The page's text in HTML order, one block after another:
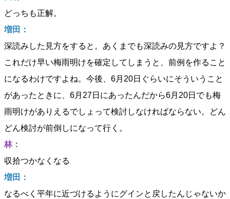
どっちも正解。
増田：
深読みした見方をすると。あくまでも深読みの見方ですよ？
これだけ早い梅雨明けを確定してしまうと、前例を作ること
になるわけですよね。今後、6月20日ぐらいにそういうこと
があったときに、6月27日にあったんだから6月20日でも梅
雨明けがありえるでしょって検討しなければならない。どん
どん検討が前倒しになって行く。
林：
収拾つかなくなる
増田：
なるべく平年に近づけるようにグインと戻したんじゃないか